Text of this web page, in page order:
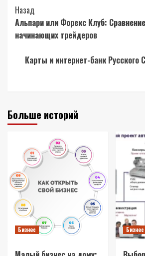
Post
Navigation
Назад
Альпари или Форекс Клуб:
начинающих трейдеров
Карты и интернет-банк Русского
Больше историй
Бизнес Бизнес